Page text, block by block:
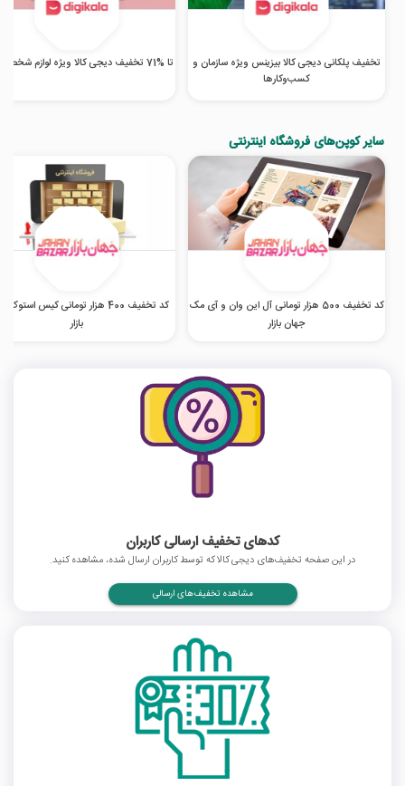
تخفیف پلکانی دیجی کالا بیزینس ویژه سازمان و
کسب‌‌وکارها
تا %71 تخفیف دیجی کالا ویژه لوازم شخصی برقی
سایر کوپن‌های فروشگاه اینترنتی
کد تخفیف 500 هزار تومانی آل این وان و آی مک
جهان بازار
کد تخفیف 400 هزار تومانی کیس
بازار
کدهای تخفیف ارسالی کاربران
در این صفحه تخفیف‌های دیجی کالا که توسط کاربران ارسال شده، مشاهده کنید.
مشاهده تخفیف‌های ارسالی